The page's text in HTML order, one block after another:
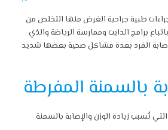
طبية جراحية الغرض منها التخلص من
برامج الدايت وممارسة الرياضة والذي
الفرد بعدة مشاكل صحية بعضها شديد
بالسمنة المفرطة
تُسبب زيادة الوزن والإصابة بالسمنة